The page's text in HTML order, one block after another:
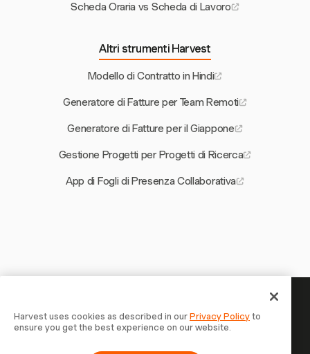
Scheda Oraria vs Scheda di Lavoro
Altri strumenti Harvest
Modello di Contratto in Hindi
Generatore di Fatture per Team Remoti
Generatore di Fatture per il Giappone
Gestione Progetti per Progetti di Ricerca
App di Fogli di Presenza Collaborativa
Il tuo tempo merita di essere
tracciato — inizia ora
Harvest uses cookies as described in ourPrivacy Policyto
ensure you get the best experience on our website.